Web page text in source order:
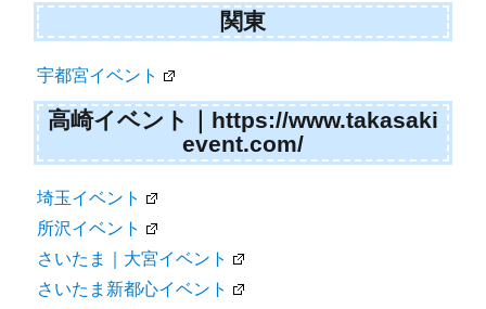
関東
宇都宮イベント
高崎イベント｜https://www.takasaki
event.com/
埼玉イベント
所沢イベント
さいたま｜大宮イベント
さいたま新都心イベント